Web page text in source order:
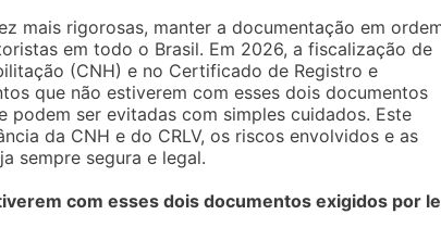
mais rigorosas, manter a documentação em
em todo o Brasil. Em 2026, a fiscalização de
(CNH) e no Certificado de Registro e
que não estiverem com esses dois documentos
ser evitadas com simples cuidados. Este
da CNH e do CRLV, os riscos envolvidos e as
sempre segura e legal.
com esses dois documentos exigidos por